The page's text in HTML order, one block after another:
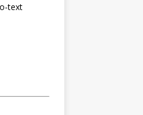
text